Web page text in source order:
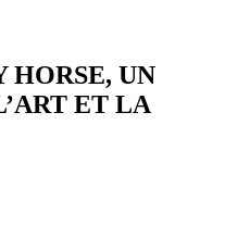
HORSE, UN
ET LA